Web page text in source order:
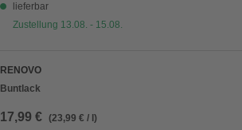
lieferbar
Zustellung 13.08. - 15.08.
RENOVO
Buntlack
17,99 € (23,99 € / l)